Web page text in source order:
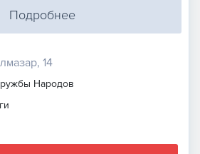
Подробнее
14
Народов